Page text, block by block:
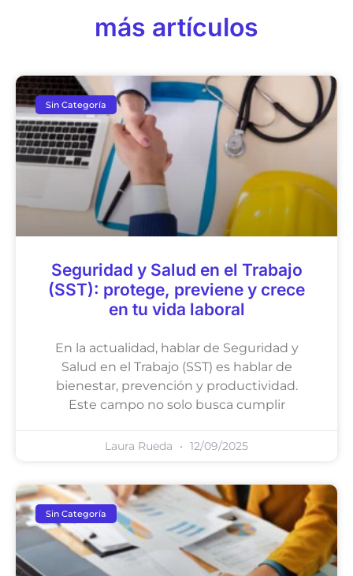
más artículos
Sin Categoría
Seguridad y Salud en el Trabajo
(SST): protege, previene y crece
en tu vida laboral
En la actualidad, hablar de Seguridad y
Salud en el Trabajo (SST) es hablar de
bienestar, prevención y productividad.
Este campo no solo busca cumplir
Laura Rueda 12/09/2025
Sin Categoría